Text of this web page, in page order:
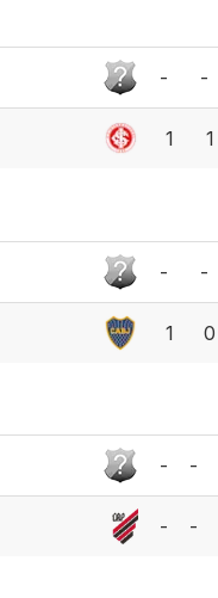
- -
1 1
- -
1 0
- -
- -